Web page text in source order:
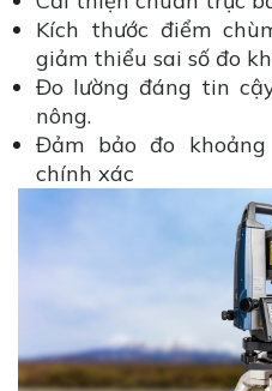
Kích thước điểm
giảm thiểu sai số đo
Đo lường đáng tin
nông.
Đảm bảo đo
chính xác